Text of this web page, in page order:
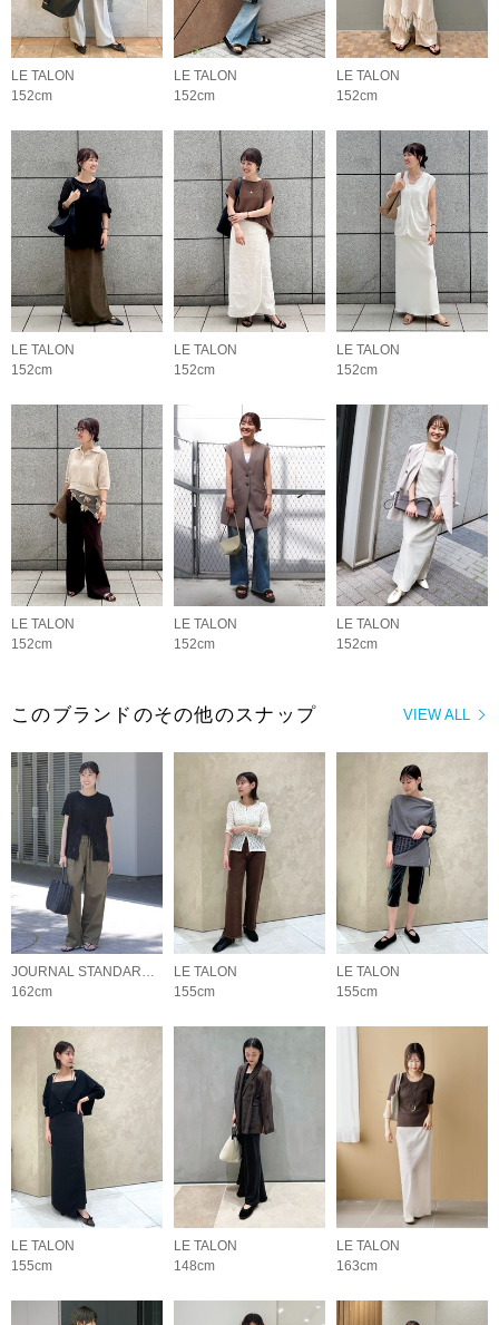
LE TALON
152cm
LE TALON
152cm
LE TALON
152cm
LE TALON
152cm
LE TALON
152cm
LE TALON
152cm
LE TALON
152cm
LE TALON
152cm
LE TALON
152cm
VIEW ALL
このブランドのその他のスナップ
JOURNAL STANDARD relume LADYS
162cm
LE TALON
155cm
LE TALON
155cm
LE TALON
155cm
LE TALON
148cm
LE TALON
163cm